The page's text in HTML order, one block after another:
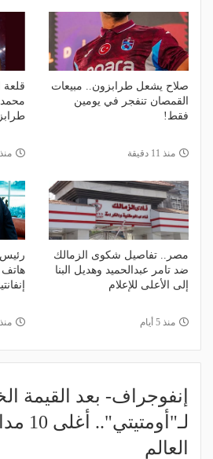
صلاح يشعل طرابزون.. مبيعات
القمصان تنفجر في يومين
فقط!
منذ 11 دقيقة
قلعة
مصر.. تفاصيل شكوى الزمالك
ضد تامر عبدالحميد وهديل البنا
إلى الأعلى للإعلام
منذ 5 أيام منذ 5 أيام
إنفوجراف- بعد القيمة
العالم